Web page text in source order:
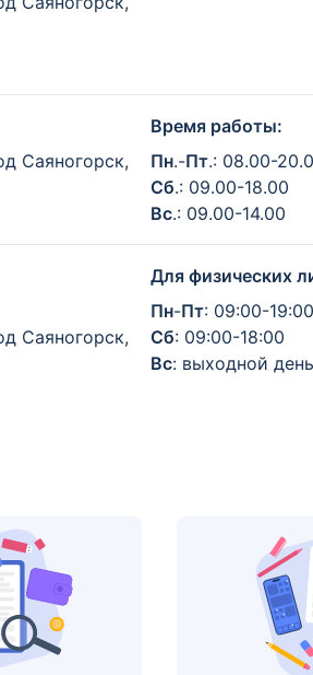
Саяногорск,
Время работы:
Пн.-Пт.: 08.00-
Сб.: 09.00-18.00
Вс.: 09.00-14.00
Саяногорск,
Для физических
Пн-Пт: 09:00-19:00
Сб: 09:00-18:00
Вс: выходной день